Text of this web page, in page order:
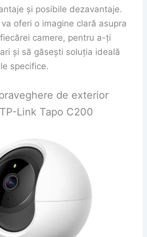
și posibile dezavantaje.
oferi o imagine clară asupra
camere, pentru a-ți
și să găsești soluția ideală
specifice.
de exterior
Link Tapo C200